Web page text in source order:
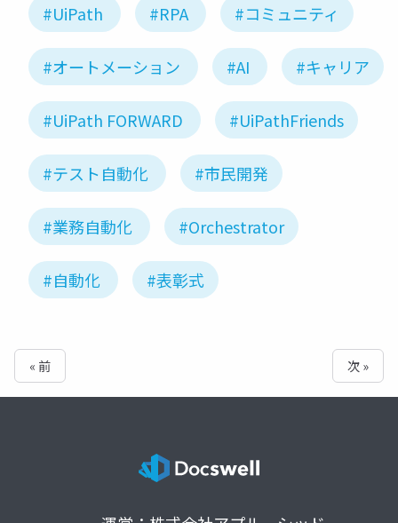
#UiPath #RPA #コミュニティ
#オートメーション #AI #キャリア
#UiPath FORWARD #UiPathFriends
#テスト自動化 #市民開発
#業務自動化 #Orchestrator
#自動化 #表彰式
« 前 次 »